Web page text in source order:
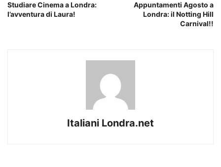
Studiare Cinema a Londra:
l’avventura di Laura!
Appuntamenti Agosto a
Londra: il Notting Hill
Carnival!!
Italiani Londra.net